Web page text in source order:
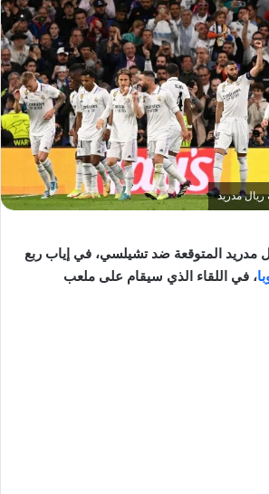
ريال مدريد
مدريد المتوقعة ضد تشيلسي، في إياب ربع
، في اللقاء الذي سيقام على ملعب